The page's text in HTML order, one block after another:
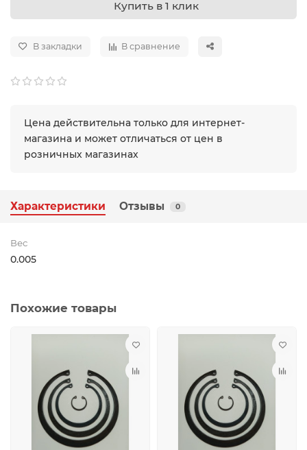
Купить в 1 клик
В закладки В сравнение
Цена действительна только для интернет-
магазина и может отличаться от цен в
розничных магазинах
Характеристики Отзывы 0
Вес
0.005
Похожие товары